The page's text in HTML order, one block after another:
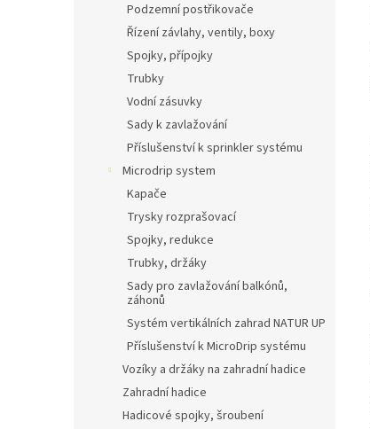
Podzemní postřikovače
Řízení závlahy, ventily, boxy
Spojky, přípojky
Trubky
Vodní zásuvky
Sady k zavlažování
Příslušenství k sprinkler systému
Microdrip system
Kapače
Trysky rozprašovací
Spojky, redukce
Trubky, držáky
Sady pro zavlažování balkónů,
záhonů
Systém vertikálních zahrad NATUR UP
Příslušenství k MicroDrip systému
Vozíky a držáky na zahradní hadice
Zahradní hadice
Hadicové spojky, šroubení